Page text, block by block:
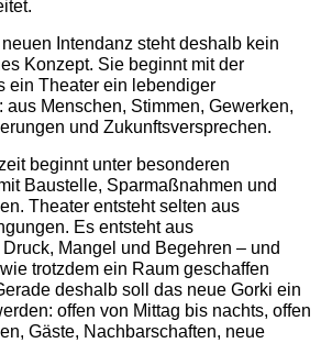
Intendanz steht deshalb kein
Konzept. Sie beginnt mit der
ein Theater ein lebendiger
aus Menschen, Stimmen, Gewerken,
und Zukunftsversprechen.
beginnt unter besonderen
Baustelle, Sparmaßnahmen und
Theater entsteht selten aus
Es entsteht aus
Mangel und Begehren – und
trotzdem ein Raum geschaffen
deshalb soll das neue Gorki ein
offen von Mittag bis nachts, offen
Gäste, Nachbarschaften, neue